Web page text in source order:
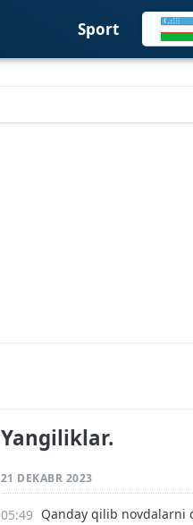
Sport
Yangiliklar.
21 DEKABR 2023
Qanday qilib novdalarni